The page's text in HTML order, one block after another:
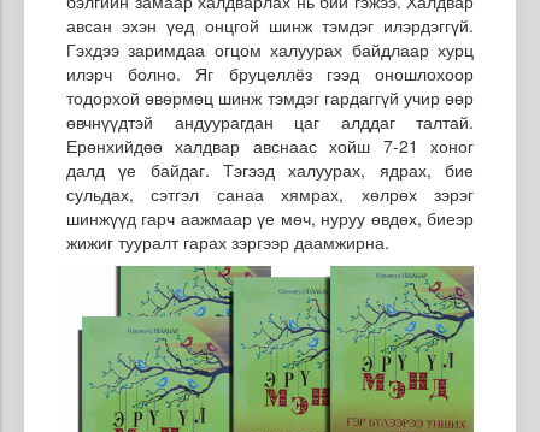
авсан эхэн үед онцгой шинж тэмдэг илэрдэггүй.
Гэхдээ заримдаа огцом халуурах байдлаар хурц
илэрч болно. Яг бруцеллёз гээд оношлохоор
тодорхой өвөрмөц шинж тэмдэг гардаггүй учир өөр
өвчнүүдтэй андуурагдан цаг алддаг талтай.
Ерөнхийдөө халдвар авснаас хойш 7-21 хоног
далд үе байдаг. Тэгээд халуурах, ядрах, бие
сульдах, сэтгэл санаа хямрах, хөлрөх зэрэг
шинжүүд гарч аажмаар үе мөч, нуруу өвдөх, биеэр
жижиг тууралт гарах зэргээр даамжирна.